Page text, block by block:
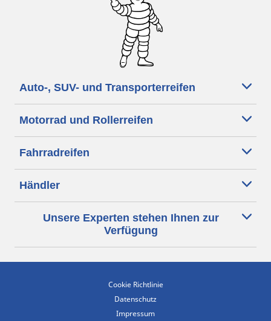
Auto-, SUV- und Transporterreifen
Motorrad und Rollerreifen
Fahrradreifen
Händler
Unsere Experten stehen Ihnen zur
Verfügung
Cookie Richtlinie
Datenschutz
Impressum